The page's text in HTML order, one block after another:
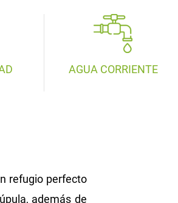
AGUA CORRIENTE
refugio perfecto
además de